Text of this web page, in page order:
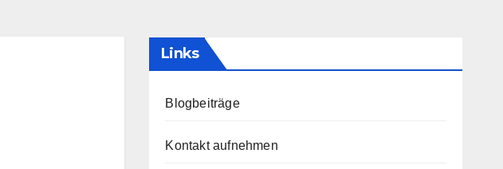
Links
Blogbeiträge
Kontakt aufnehmen